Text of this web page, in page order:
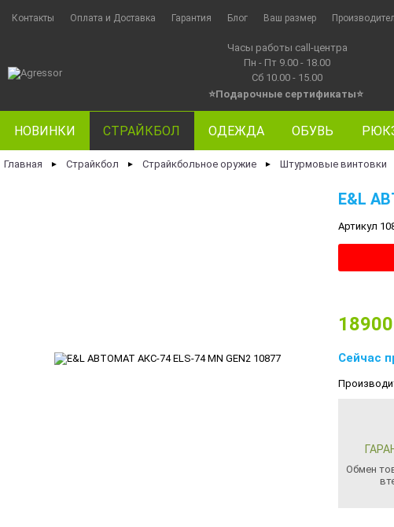
Контакты Оплата и Доставка Гарантия Блог Ваш размер
Часы работы call-центра
Пн - Пт 9.00 - 18.00
Сб 10.00 - 15.00
⭐Подарочные сертификаты⭐
НОВИНКИ СТРАЙКБОЛ ОДЕЖДА ОБУВЬ
Главная ► Страйкбол ► Страйкбольное оружие ► Штурмовые винтовки
E&L
Артикул
18900
Сейчас
Обмен